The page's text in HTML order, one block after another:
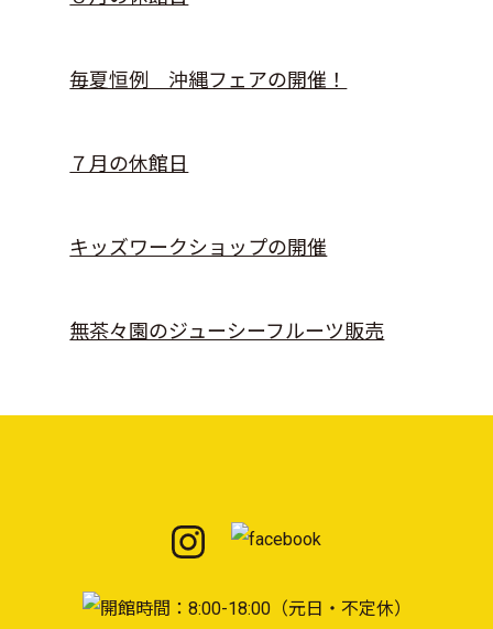
毎夏恒例 沖縄フェアの開催！
７月の休館日
キッズワークショップの開催
無茶々園のジューシーフルーツ販売